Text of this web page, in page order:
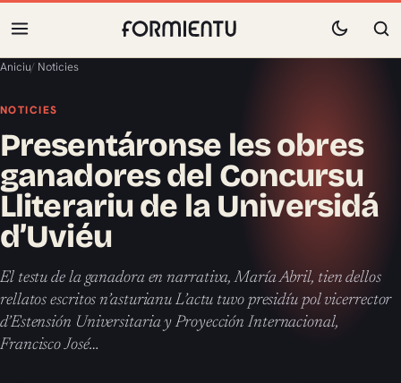
Aniciu/ Noticies
NOTICIES
Presentáronse les obres
ganadores del Concursu
Lliterariu de la Universidá
d’Uviéu
El testu de la ganadora en narrativa, María Abril, tien dellos
rellatos escritos n’asturianu L’actu tuvo presidíu pol vicerrector
d’Estensión Universitaria y Proyección Internacional,
Francisco José…